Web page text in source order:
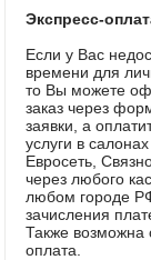
Экспресс-
Если у Вас
времени для
то Вы можете
заказ через
заявки, а
услуги в
Евросеть,
через любого
любом городе
зачисления
Также возможна
оплата.